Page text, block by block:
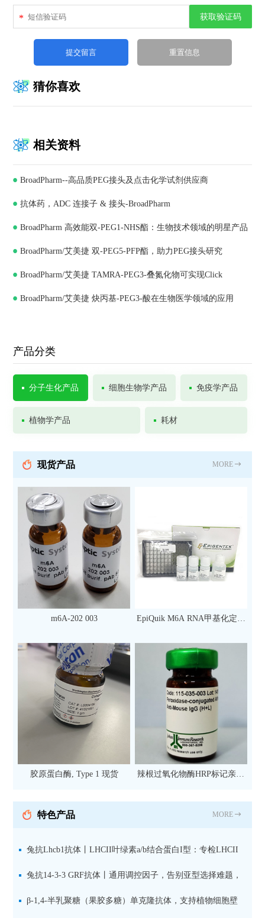
* 获取验证码
猜你喜欢
相关资料
BroadPharm--高品质PEG接头及点击化学试剂供应商
抗体药，ADC 连接子 & 接头-BroadPharm
BroadPharm 高效能双-PEG1-NHS酯：生物技术领域的明星产品
BroadPharm/艾美捷 双-PEG5-PFP酯，助力PEG接头研究
BroadPharm/艾美捷 TAMRA-PEG3-叠氮化物可实现Click
Chemistry
BroadPharm/艾美捷 炔丙基-PEG3-酸在生物医学领域的应用
产品分类
分子生化产品 细胞生物学产品 免疫学产品
植物学产品 耗材
现货产品 MORE
m6A-202 003
EpiQuik M6A RNA甲基化定量
次）
胶原蛋白酶, Type 1 现货
辣根过氧化物酶HRP标记亲和
抗 现货
特色产品 MORE
兔抗Lhcb1抗体丨LHCII叶绿素a/b结合蛋白I型：专检LHCII
中含量丰富的捕光蛋白
兔抗14-3-3 GRF抗体丨通用调控因子，告别亚型选择难题，
全面捕获植物信号转导枢纽蛋白
β-1,4-半乳聚糖（果胶多糖）单克隆抗体，支持植物细胞壁